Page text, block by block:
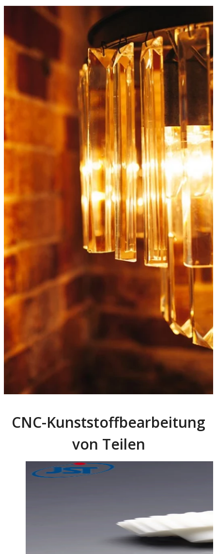
CNC-Kunststoffbearbeitung
von Teilen